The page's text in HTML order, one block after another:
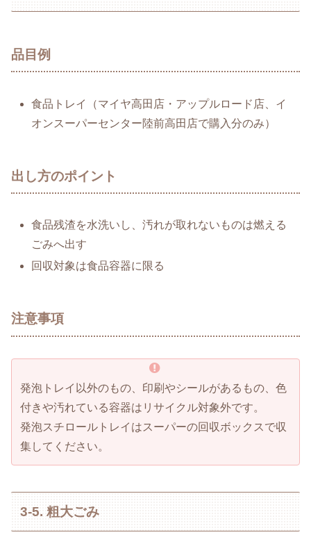
品目例
食品トレイ（マイヤ高田店・アップルロード店、イ
オンスーパーセンター陸前高田店で購入分のみ）
出し方のポイント
食品残渣を水洗いし、汚れが取れないものは燃える
ごみへ出す
回収対象は食品容器に限る
注意事項
発泡トレイ以外のもの、印刷やシールがあるもの、色
付きや汚れている容器はリサイクル対象外です。
発泡スチロールトレイはスーパーの回収ボックスで収
集してください。
3-5. 粗大ごみ